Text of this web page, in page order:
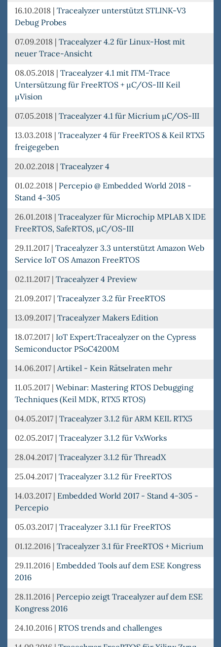
16.10.2018 | Tracealyzer unterstützt STLINK-V3
Debug Probes
07.09.2018 | Tracealyzer 4.2 für Linux-Host mit
neuer Trace-Ansicht
08.05.2018 | Tracealyzer 4.1 mit ITM-Trace
Untersützung für FreeRTOS + µC/OS-III Keil
µVision
07.05.2018 | Tracealyzer 4.1 für Micrium µC/OS-III
13.03.2018 | Tracealyzer 4 für FreeRTOS & Keil RTX5
freigegeben
20.02.2018 | Tracealyzer 4
01.02.2018 | Percepio @ Embedded World 2018 -
Stand 4-305
26.01.2018 | Tracealyzer für Microchip MPLAB X IDE
FreeRTOS, SafeRTOS, µC/OS-III
29.11.2017 | Tracealyzer 3.3 unterstützt Amazon Web
Service IoT OS Amazon FreeRTOS
02.11.2017 | Tracealyzer 4 Preview
21.09.2017 | Tracealyzer 3.2 für FreeRTOS
13.09.2017 | Tracealyzer Makers Edition
18.07.2017 | IoT Expert:Tracealyzer on the Cypress
Semiconductor PSoC4200M
14.06.2017 | Artikel - Kein Rätselraten mehr
11.05.2017 | Webinar: Mastering RTOS Debugging
Techniques (Keil MDK, RTX5 RTOS)
04.05.2017 | Tracealyzer 3.1.2 für ARM KEIL RTX5
02.05.2017 | Tracealyzer 3.1.2 für VxWorks
28.04.2017 | Tracealyzer 3.1.2 für ThreadX
25.04.2017 | Tracealyzer 3.1.2 für FreeRTOS
14.03.2017 | Embedded World 2017 - Stand 4-305 -
Percepio
05.03.2017 | Tracealyzer 3.1.1 für FreeRTOS
01.12.2016 | Tracealyzer 3.1 für FreeRTOS + Micrium
29.11.2016 | Embedded Tools auf dem ESE Kongress
2016
28.11.2016 | Percepio zeigt Tracealyzer auf dem ESE
Kongress 2016
24.10.2016 | RTOS trends and challenges